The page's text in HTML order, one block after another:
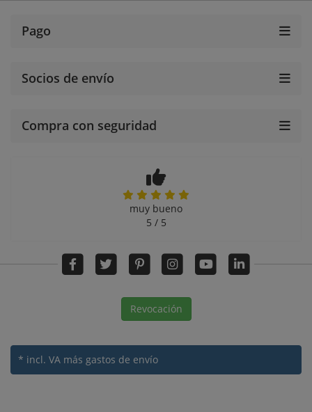
Pago
Socios de envío
Compra con seguridad
muy bueno
5 / 5
Revocación
* incl. VA más gastos de envío